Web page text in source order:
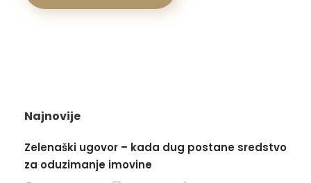
Najnovije
Zelenaški ugovor – kada dug postane sredstvo
za oduzimanje imovine